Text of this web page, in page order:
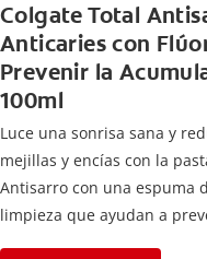
Colgate Total
Anticaries con
Prevenir la
100ml
Luce una sonrisa sana y
mejillas y encías con la
Antisarro con una espuma
limpieza que ayudan a